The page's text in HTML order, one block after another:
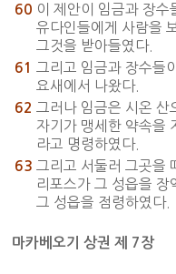
60 이 제안이 임금과 장수
유다인들에게 사람을
그것을 받아들였다.
61
그리고 임금과 장수들
요새에서 나왔다.
62 그러나 임금은 시온 산
자기가 맹세한 약속을
라고 명령하였다.
63 그리고 서둘러 그곳을
리포스가 그 성읍을 장
그 성읍을 점령하였다.
마카베오기 상권 제 7장